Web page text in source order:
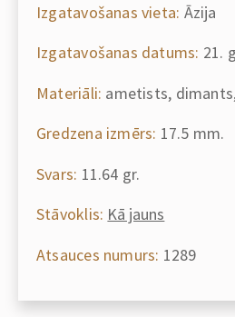
Izgatavošanas vieta: Āzija
Izgatavošanas datums: 21.
Materiāli: ametists,
Gredzena izmērs: 17.5 mm.
Svars: 11.64 gr.
Stāvoklis: Kā jauns
Atsauces numurs: 1289